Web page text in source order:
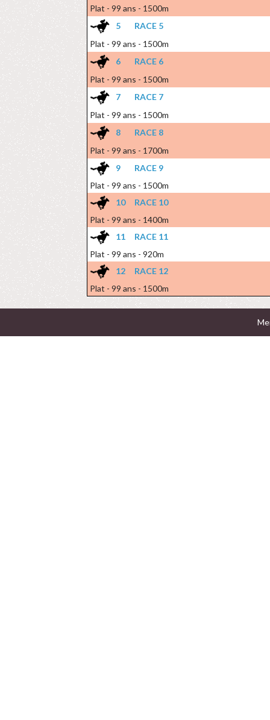
Plat - 99 ans - 1500m
5
RACE 5
Plat - 99 ans - 1500m
6
RACE 6
Plat - 99 ans - 1500m
7
RACE 7
Plat - 99 ans - 1500m
8
RACE 8
Plat - 99 ans - 1700m
9
RACE 9
Plat - 99 ans - 1500m
10
RACE 10
Plat - 99 ans - 1400m
11
RACE 11
Plat - 99 ans - 920m
12
RACE 12
Plat - 99 ans - 1500m